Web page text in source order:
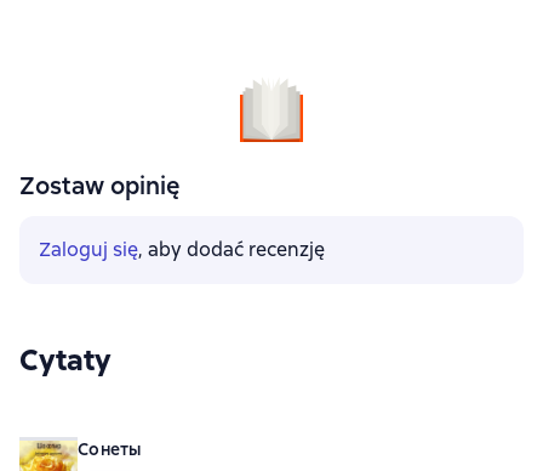
Zostaw opinię
Zaloguj się, aby dodać recenzję
Cytaty
Сонеты